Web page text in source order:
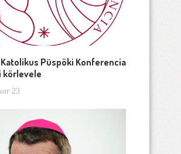
Katolikus Püspöki Konferencia
körlevele
23